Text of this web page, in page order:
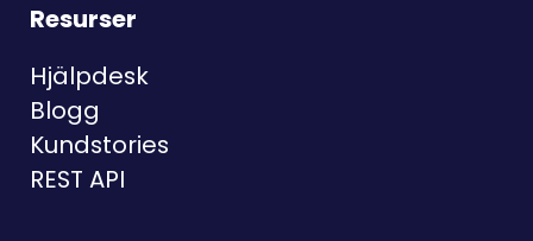
Resurser
Hjälpdesk
Blogg
Kundstories
REST API